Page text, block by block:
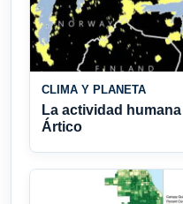
CLIMA Y PLANETA
La actividad
Ártico